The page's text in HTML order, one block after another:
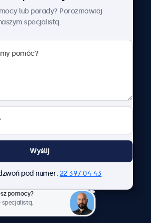
Przykłady zastosowania
Aktualności i informacje
Pracuj z nami
Regulamin
Polski
lub porady? Porozmawiaj
specjalistą.
Wyślij
pod numer: 22 397 04 43
pomocy?
specjalistą.